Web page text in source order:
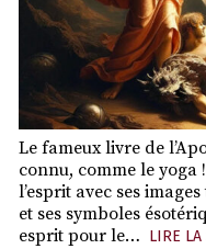
Le fameux livre de
connu, comme le
l’esprit avec ses
et ses symboles
esprit pour le… LIRE LA